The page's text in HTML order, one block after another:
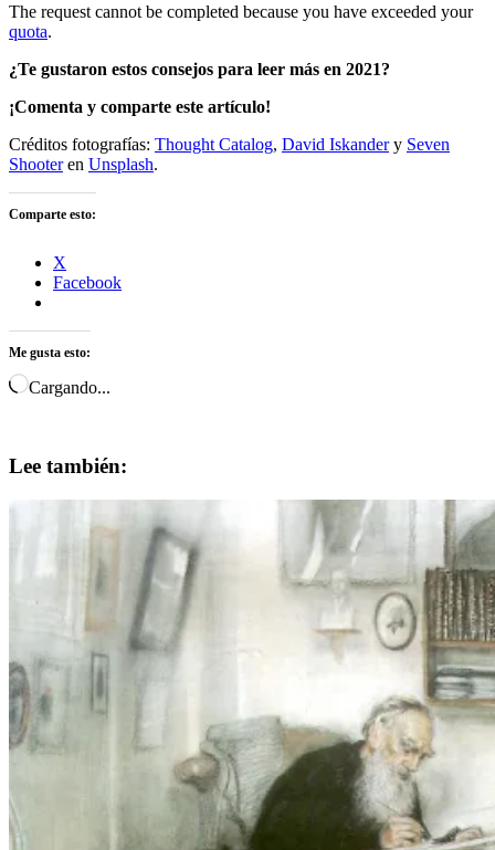
The request cannot be completed because you have exceeded your
quota.
¿Te gustaron estos consejos para leer más en 2021?
¡Comenta y comparte este artículo!
Créditos fotografías: Thought Catalog, David Iskandery Seven
Shooteren Unsplash.
Comparte esto:
X
Facebook
Me gusta esto:
Cargando...
Lee también: